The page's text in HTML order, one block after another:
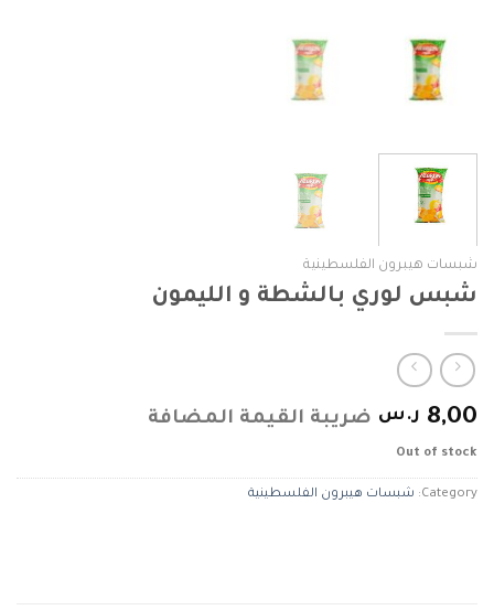
شبسات هيبرون الفلسطينية
شبس لوري بالشطة و الليمون
8,00 ر.س ضريبة القيمة المضافة
Out of stock
Category: شبسات هيبرون الفلسطينية